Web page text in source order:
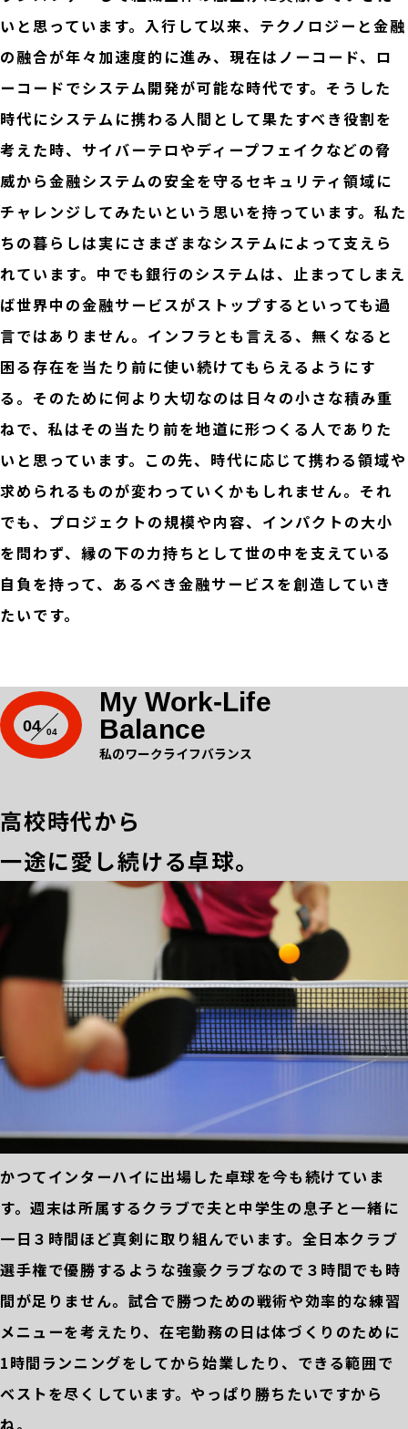
いと思っています。入行して以来、テクノロジーと金融
の融合が年々加速度的に進み、現在はノーコード、ロ
ーコードでシステム開発が可能な時代です。そうした
時代にシステムに携わる人間として果たすべき役割を
考えた時、サイバーテロやディープフェイクなどの脅
威から金融システムの安全を守るセキュリティ領域に
チャレンジしてみたいという思いを持っています。私た
ちの暮らしは実にさまざまなシステムによって支えら
れています。中でも銀行のシステムは、止まってしまえ
ば世界中の金融サービスがストップするといっても過
言ではありません。インフラとも言える、無くなると
困る存在を当たり前に使い続けてもらえるようにす
る。そのために何より大切なのは日々の小さな積み重
ねで、私はその当たり前を地道に形つくる人でありた
いと思っています。この先、時代に応じて携わる領域や
求められるものが変わっていくかもしれません。それ
でも、プロジェクトの規模や内容、インパクトの大小
を問わず、縁の下の力持ちとして世の中を支えている
自負を持って、あるべき金融サービスを創造していき
たいです。
04
My Work-Life
Balance
私のワークライフバランス
高校時代から
一途に愛し続ける卓球。
かつてインターハイに出場した卓球を今も続けていま
す。週末は所属するクラブで夫と中学生の息子と一緒に
一日３時間ほど真剣に取り組んでいます。全日本クラブ
選手権で優勝するような強豪クラブなので３時間でも時
間が足りません。試合で勝つための戦術や効率的な練習
メニューを考えたり、在宅勤務の日は体づくりのために
1時間ランニングをしてから始業したり、できる範囲で
ベストを尽くしています。やっぱり勝ちたいですから
ね。